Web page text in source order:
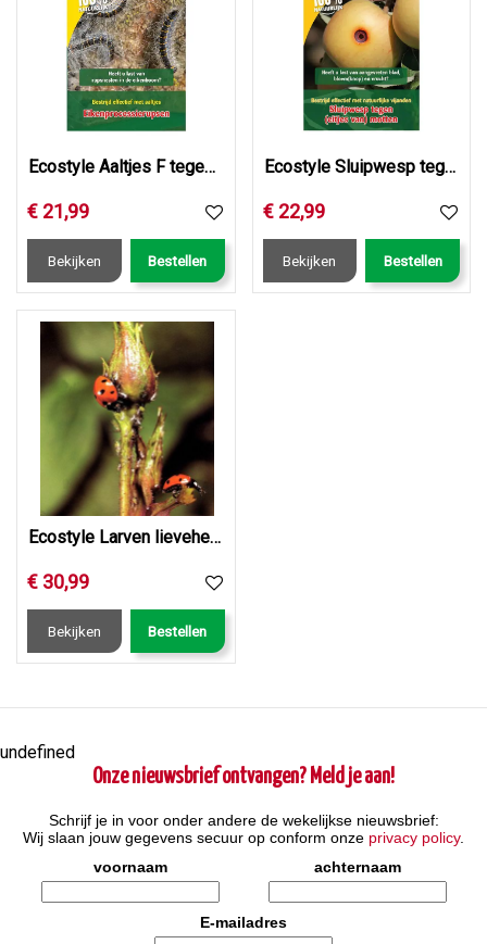
Ecostyle Aaltjes F tegen eikenprocessierupsen 5 mln
€ 21,99
Bekijken Bestellen
Ecostyle Sluipwesp tegen eitjes van motten 2.000 st.
€ 22,99
Bekijken Bestellen
Ecostyle Larven lieveheersbeestje tegen bladluizen 100 st.
€ 30,99
Bekijken Bestellen
undefined
Onze nieuwsbrief ontvangen? Meld je aan!
Schrijf je in voor onder andere de wekelijkse nieuwsbrief:
Wij slaan jouw gegevens secuur op conform onze privacy policy.
voornaam
achternaam
E-mailadres